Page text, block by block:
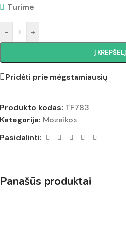
Turime
- +
Į KREPŠELĮ
Pridėti prie mėgstamiausių
Produkto kodas: TF783
Kategorija: Mozaikos
Pasidalinti:
Panašūs produktai